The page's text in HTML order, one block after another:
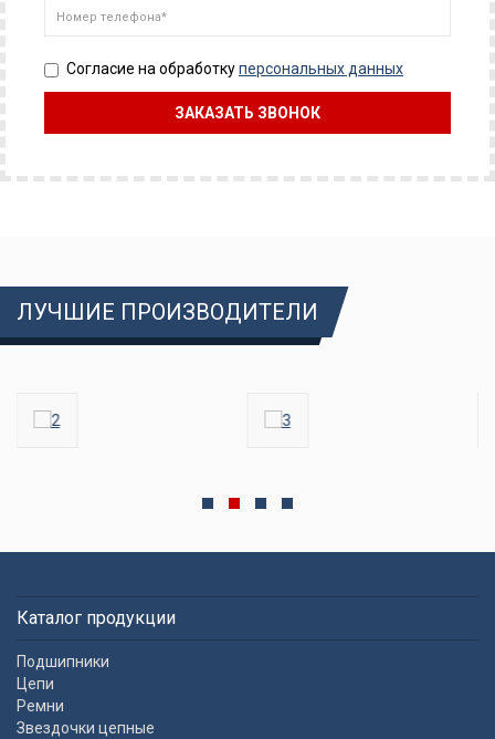
Согласие на обработкуперсональных данных
ЛУЧШИЕ ПРОИЗВОДИТЕЛИ
Каталог продукции
Подшипники
Цепи
Ремни
Звездочки цепные